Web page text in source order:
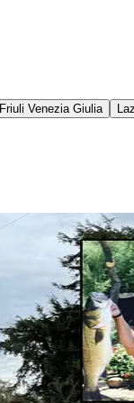
Friuli Venezia Giulia